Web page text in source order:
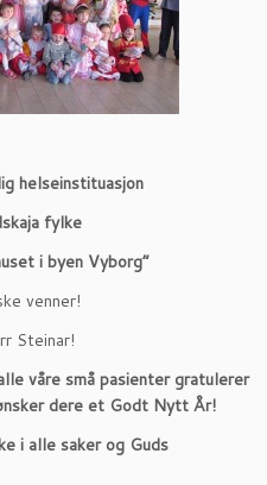
helseinstituasjon
fylke
i byen Vyborg”
venner!
Steinar!
våre små pasienter gratulerer
dere et Godt Nytt År!
i alle saker og Guds